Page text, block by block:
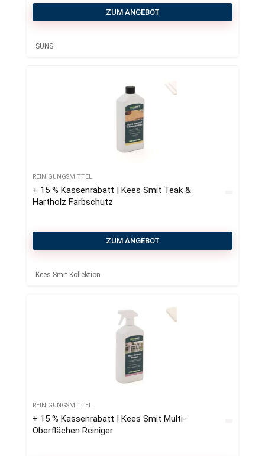
ZUM ANGEBOT
SUNS
REINIGUNGSMITTEL
+ 15 % Kassenrabatt | Kees Smit Teak &
Hartholz Farbschutz
ZUM ANGEBOT
Kees Smit Kollektion
REINIGUNGSMITTEL
+ 15 % Kassenrabatt | Kees Smit Multi-
Oberflächen Reiniger